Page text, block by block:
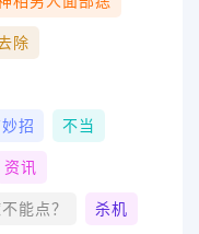
除
招 不当
资讯
能点？ 杀机